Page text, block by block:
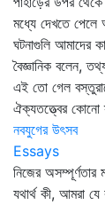
মধ্যে দেখতে
ঘটনাগুলি আমাদের
বৈজ্ঞানিক বলেন,
এই তো গেল
ঐক্যতত্ত্বের কোনো
নবযুগের উৎসব
Essays
নিজের
যথার্থ কী, আমরা যে